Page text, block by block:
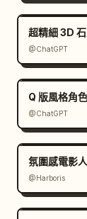
超精細 3D
@ChatGPT
Q 版風格角
@ChatGPT
氛圍感電影
@Harboris